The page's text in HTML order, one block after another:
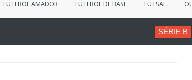
FUTEBOL AMADOR FUTEBOL DE BASE FUTSAL
VINÍCIUS BERGANTIN